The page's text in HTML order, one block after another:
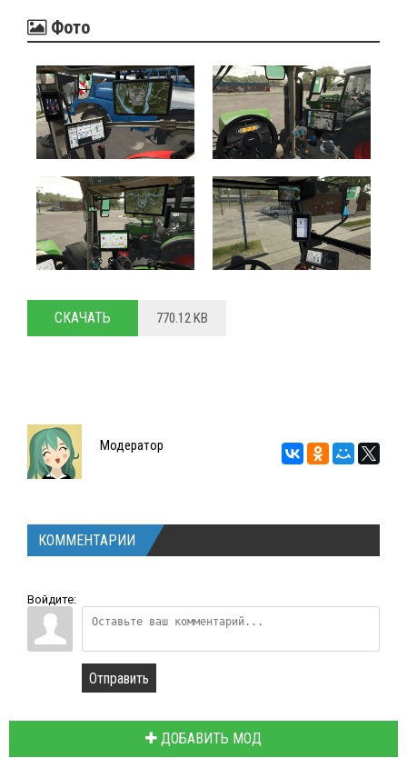
Фото
СКАЧАТЬ 770.12 KB
Модератор
КОММЕНТАРИИ
Войдите:
Отправить
ДОБАВИТЬ МОД